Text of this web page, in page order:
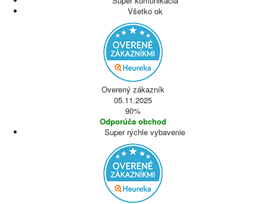
Všetko ok
Overený zákazník
05.11.2025
90%
Odporúča obchod
Super rýchle vybavenie